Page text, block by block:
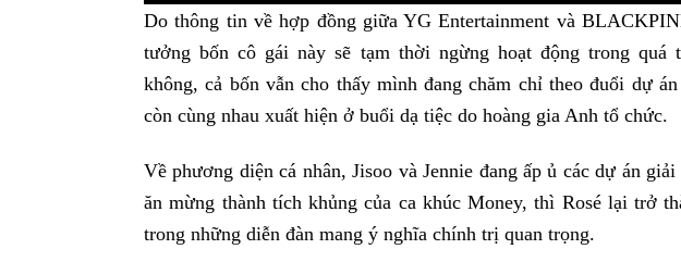
Do thông tin về hợp đồng giữa YG Entertainment và
tưởng bốn cô gái này sẽ tạm thời ngừng hoạt động trong quá
không, cả bốn vẫn cho thấy mình đang chăm chỉ theo đuổi dự
còn cùng nhau xuất hiện ở buổi dạ tiệc do hoàng gia Anh tổ chức.
Về phương diện cá nhân, Jisoo và Jennie đang ấp ủ các dự án
ăn mừng thành tích khủng của ca khúc Money, thì Rosé lại trở
trong những diễn đàn mang ý nghĩa chính trị quan trọng.